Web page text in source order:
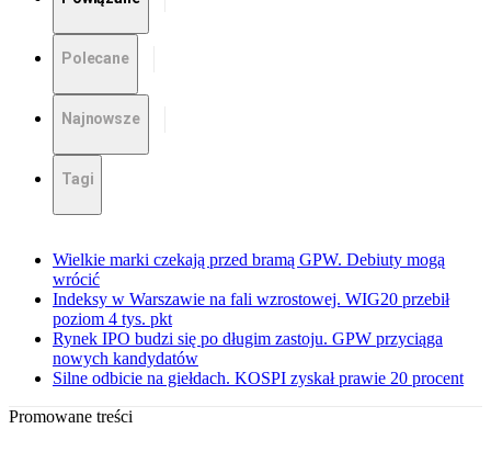
Polecane
Najnowsze
Tagi
Wielkie marki czekają przed bramą GPW. Debiuty mogą
wrócić
Indeksy w Warszawie na fali wzrostowej. WIG20 przebił
poziom 4 tys. pkt
Rynek IPO budzi się po długim zastoju. GPW przyciąga
nowych kandydatów
Silne odbicie na giełdach. KOSPI zyskał prawie 20 procent
Promowane treści